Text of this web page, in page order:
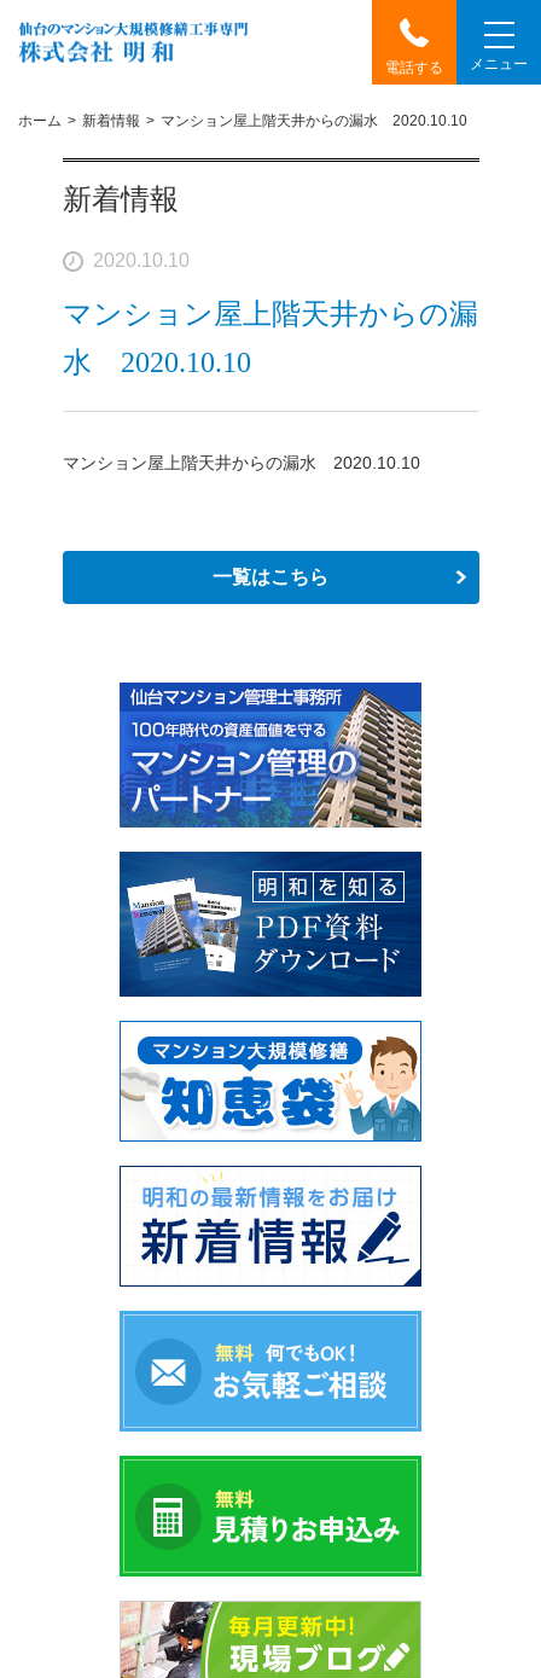
電話する メニュー
ホーム 新着情報 マンション屋上階天井からの漏水 2020.10.10
新着情報
2020.10.10
マンション屋上階天井からの漏
水 2020.10.10
マンション屋上階天井からの漏水 2020.10.10
一覧はこちら